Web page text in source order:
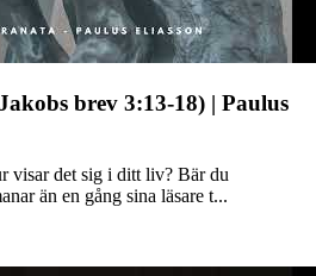
brev 3:13-18) | Paulus
visar det sig i ditt liv? Bär du
än en gång sina läsare t...